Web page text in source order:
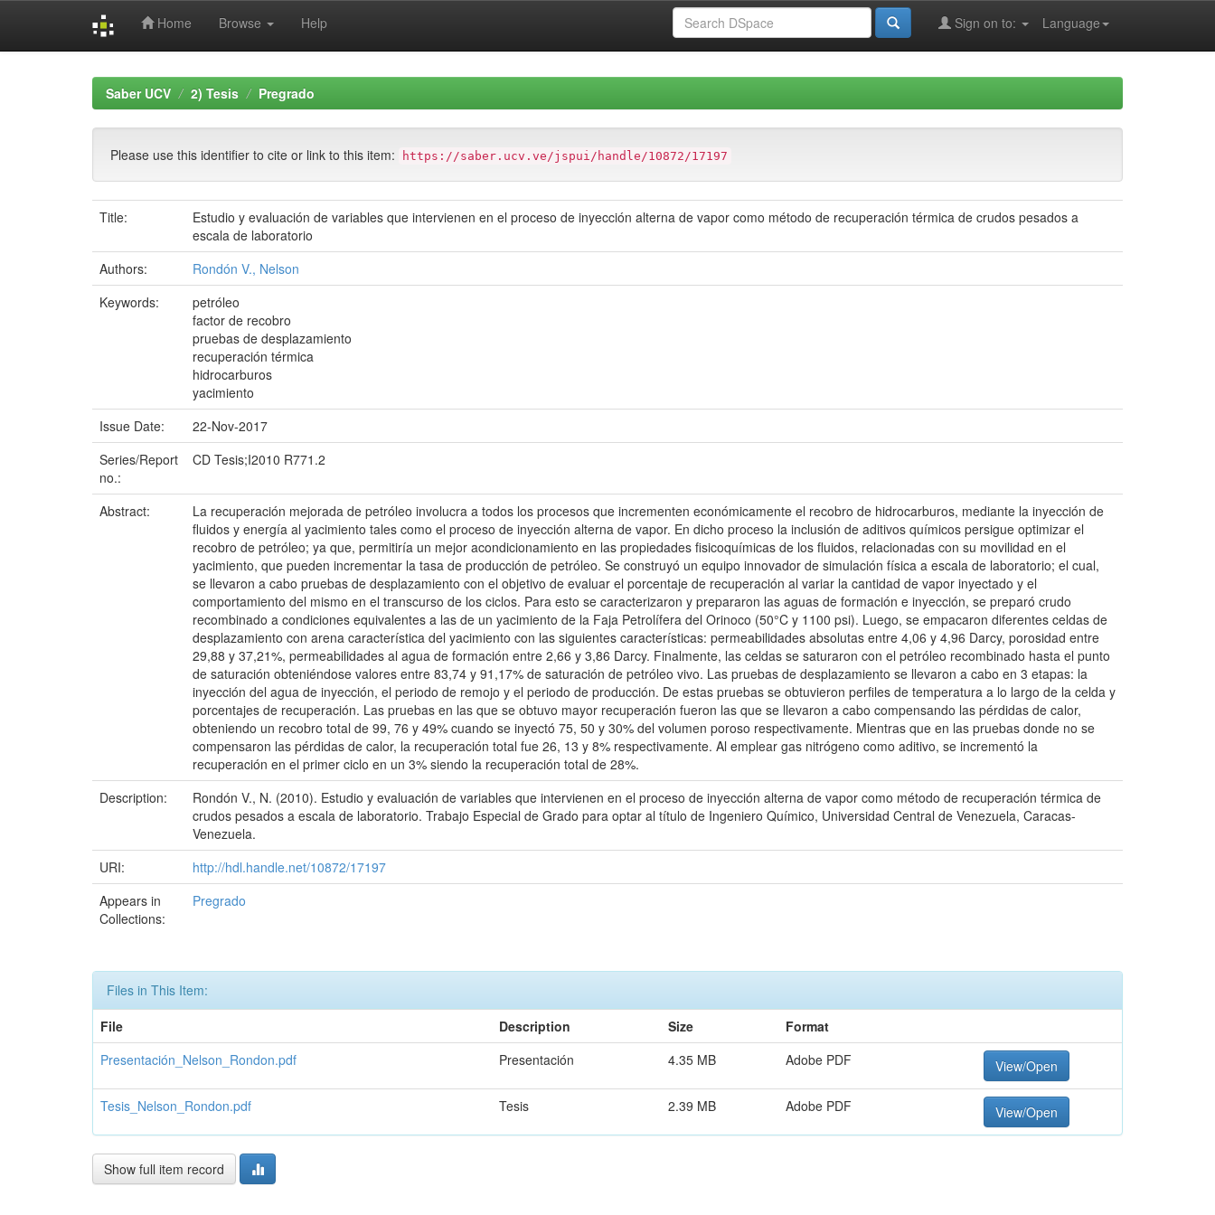
Home Browse Help Language
Sign on to:
Saber UCV 2) Tesis Pregrado
Please use this identifier to cite or link to this item: https://saber.ucv.ve/jspui/handle/10872/17197
Title:
Estudio y evaluación de variables que intervienen en el proceso de inyección alterna de vapor como método de recuperación térmica de crudos pesados a
escala de laboratorio
Authors:
Rondón V., Nelson
Keywords:
petróleo
factor de recobro
pruebas de desplazamiento
recuperación térmica
hidrocarburos
yacimiento
Issue Date:
22-Nov-2017
Series/Report
no.:
CD Tesis;I2010 R771.2
Abstract:
La recuperación mejorada de petróleo involucra a todos los procesos que incrementen económicamente el recobro de hidrocarburos, mediante la inyección de
fluidos y energía al yacimiento tales como el proceso de inyección alterna de vapor. En dicho proceso la inclusión de aditivos químicos persigue optimizar el
recobro de petróleo; ya que, permitiría un mejor acondicionamiento en las propiedades fisicoquímicas de los fluidos, relacionadas con su movilidad en el
yacimiento, que pueden incrementar la tasa de producción de petróleo. Se construyó un equipo innovador de simulación física a escala de laboratorio; el cual,
se llevaron a cabo pruebas de desplazamiento con el objetivo de evaluar el porcentaje de recuperación al variar la cantidad de vapor inyectado y el
comportamiento del mismo en el transcurso de los ciclos. Para esto se caracterizaron y prepararon las aguas de formación e inyección, se preparó crudo
recombinado a condiciones equivalentes a las de un yacimiento de la Faja Petrolífera del Orinoco (50°C y 1100 psi). Luego, se empacaron diferentes celdas de
desplazamiento con arena característica del yacimiento con las siguientes características: permeabilidades absolutas entre 4,06 y 4,96 Darcy, porosidad entre
29,88 y 37,21%, permeabilidades al agua de formación entre 2,66 y 3,86 Darcy. Finalmente, las celdas se saturaron con el petróleo recombinado hasta el punto
de saturación obteniéndose valores entre 83,74 y 91,17% de saturación de petróleo vivo. Las pruebas de desplazamiento se llevaron a cabo en 3 etapas: la
inyección del agua de inyección, el periodo de remojo y el periodo de producción. De estas pruebas se obtuvieron perfiles de temperatura a lo largo de la celda y
porcentajes de recuperación. Las pruebas en las que se obtuvo mayor recuperación fueron las que se llevaron a cabo compensando las pérdidas de calor,
obteniendo un recobro total de 99, 76 y 49% cuando se inyectó 75, 50 y 30% del volumen poroso respectivamente. Mientras que en las pruebas donde no se
compensaron las pérdidas de calor, la recuperación total fue 26, 13 y 8% respectivamente. Al emplear gas nitrógeno como aditivo, se incrementó la
recuperación en el primer ciclo en un 3% siendo la recuperación total de 28%.
Description:
Rondón V., N. (2010). Estudio y evaluación de variables que intervienen en el proceso de inyección alterna de vapor como método de recuperación térmica de
crudos pesados a escala de laboratorio. Trabajo Especial de Grado para optar al título de Ingeniero Químico, Universidad Central de Venezuela, Caracas-
Venezuela.
URI:
http://hdl.handle.net/10872/17197
Appears in
Collections:
Pregrado
Files in This Item:
File
Description Size
Format
Presentación_Nelson_Rondon.pdf
Presentación 4.35 MB Adobe PDF View/Open
Tesis_Nelson_Rondon.pdf Tesis 2.39 MB Adobe PDF View/Open
Show full item record